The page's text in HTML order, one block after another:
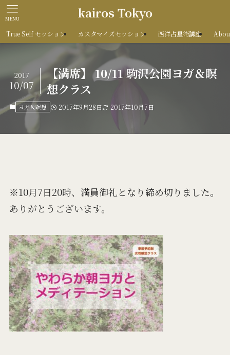
kairos Tokyo
MENU
True Self セッション カスタマイズセッション 西洋占星術講座
【満席】 10/11 駒沢公園ヨガ＆瞑
想クラス
2017
10/07
ヨガ＆瞑想 2017年9月28日 2017年10月7日
※10月7日20時、満員御礼となり締め切りました。
ありがとうございます。